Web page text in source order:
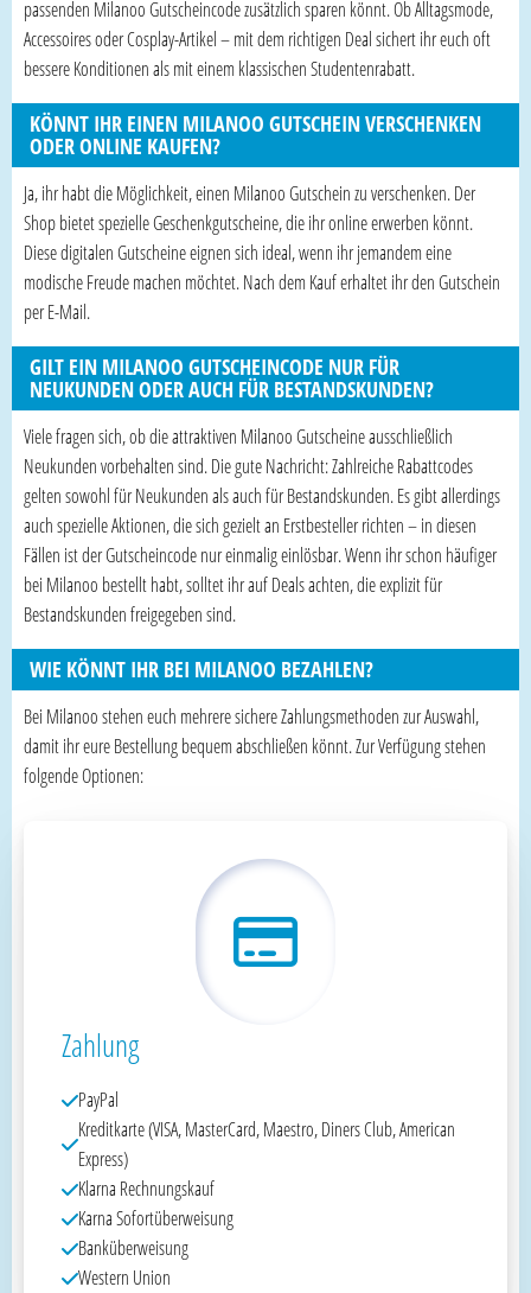
passenden Milanoo Gutscheincode zusätzlich sparen könnt. Ob Alltagsmode,
Accessoires oder Cosplay-Artikel – mit dem richtigen Deal sichert ihr euch oft
bessere Konditionen als mit einem klassischen Studentenrabatt.
KÖNNT IHR EINEN MILANOO GUTSCHEIN VERSCHENKEN
ODER ONLINE KAUFEN?
Ja, ihr habt die Möglichkeit, einen Milanoo Gutschein zu verschenken. Der
Shop bietet spezielle Geschenkgutscheine, die ihr online erwerben könnt.
Diese digitalen Gutscheine eignen sich ideal, wenn ihr jemandem eine
modische Freude machen möchtet. Nach dem Kauf erhaltet ihr den Gutschein
per E-Mail.
GILT EIN MILANOO GUTSCHEINCODE NUR FÜR
NEUKUNDEN ODER AUCH FÜR BESTANDSKUNDEN?
Viele fragen sich, ob die attraktiven Milanoo Gutscheine ausschließlich
Neukunden vorbehalten sind. Die gute Nachricht: Zahlreiche Rabattcodes
gelten sowohl für Neukunden als auch für Bestandskunden. Es gibt allerdings
auch spezielle Aktionen, die sich gezielt an Erstbesteller richten – in diesen
Fällen ist der Gutscheincode nur einmalig einlösbar. Wenn ihr schon häufiger
bei Milanoo bestellt habt, solltet ihr auf Deals achten, die explizit für
Bestandskunden freigegeben sind.
WIE KÖNNT IHR BEI MILANOO BEZAHLEN?
Bei Milanoo stehen euch mehrere sichere Zahlungsmethoden zur Auswahl,
damit ihr eure Bestellung bequem abschließen könnt. Zur Verfügung stehen
folgende Optionen:
Zahlung
PayPal
Kreditkarte (VISA, MasterCard, Maestro, Diners Club, American
Express)
Klarna Rechnungskauf
Karna Sofortüberweisung
Banküberweisung
Western Union